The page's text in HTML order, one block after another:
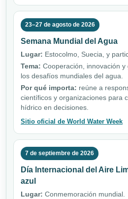
23–27 de agosto de 2026
Semana Mundial del Agua
Lugar: Estocolmo, Suecia, y
Tema: Cooperación, innovación
los desafíos mundiales del agua.
Por qué importa: reúne a
científicos y organizaciones para
hídrico en decisiones.
Sitio oficial de World Water Week
7 de septiembre de 2026
Día Internacional del Aire
azul
Lugar: Conmemoración mundial.